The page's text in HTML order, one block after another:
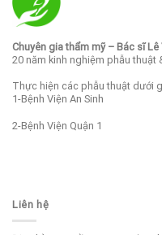
Chuyên gia thẩm mỹ – Bác sĩ Lê
20 năm kinh nghiệm phẫu thuật
Thực hiện các phẫu thuật dưới
1-Bệnh Viện An Sinh
2-Bệnh Viện Quận 1
Liên hệ